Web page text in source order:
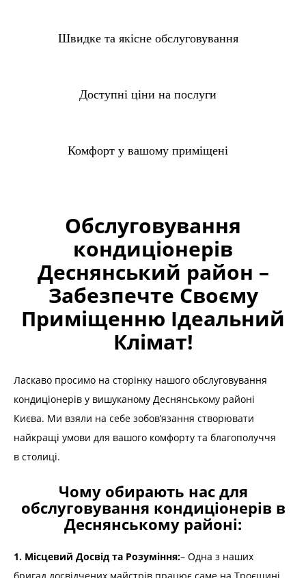
Швидке та якісне обслуговування
Доступні ціни на послуги
Комфорт у вашому приміщені
Обслуговування
кондиціонерів
Деснянський район –
Забезпечте Своєму
Приміщенню Ідеальний
Клімат!
Ласкаво просимо на сторінку нашого обслуговування
кондиціонерів у вишуканому Деснянському районі
Києва. Ми взяли на себе зобов’язання створювати
найкращі умови для вашого комфорту та благополуччя
в столиці.
Чому обирають нас для
обслуговування кондиціонерів в
Деснянському районі:
1. Місцевий Досвід та Розуміння:– Одна з наших